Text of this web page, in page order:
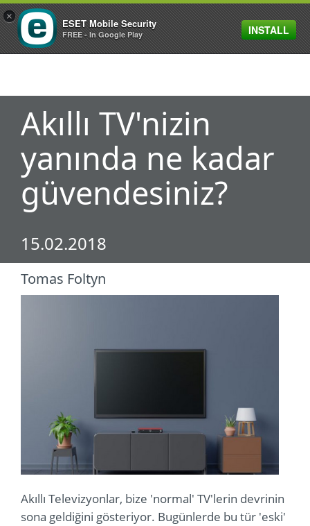
MENU
Akıllı TV'nizin
yanında ne kadar
güvendesiniz?
15.02.2018
Tomas Foltyn
Akıllı Televizyonlar, bize 'normal' TV'lerin devrinin
sona geldiğini gösteriyor. Bugünlerde bu tür 'eski'
×
ESET Mobile Security
FREE - In Google Play INSTALL